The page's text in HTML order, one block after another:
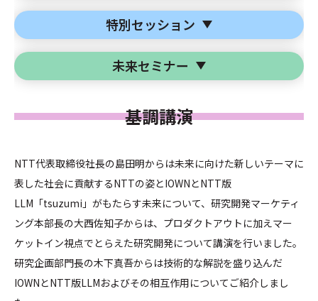
特別セッション
未来セミナー
基調講演
NTT代表取締役社長の島田明からは未来に向けた新しいテーマに
表した社会に貢献するNTTの姿とIOWNとNTT版
LLM「tsuzumi」がもたらす未来について、研究開発マーケティ
ング本部長の大西佐知子からは、プロダクトアウトに加えマー
ケットイン視点でとらえた研究開発について講演を行いました。
研究企画部門長の木下真吾からは技術的な解説を盛り込んだ
IOWNとNTT版LLMおよびその相互作用についてご紹介しまし